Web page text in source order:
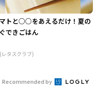
トと○○をあえるだけ！夏の
できごはん
レタスクラブ)
Recommended by